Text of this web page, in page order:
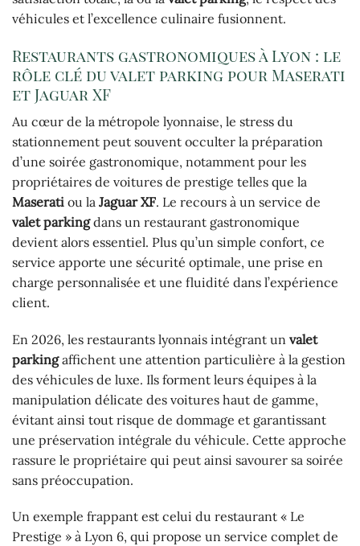
véhicules et l’excellence culinaire fusionnent.
Restaurants gastronomiques à Lyon : le
rôle clé du valet parking pour Maserati
et Jaguar XF
Au cœur de la métropole lyonnaise, le stress du
stationnement peut souvent occulter la préparation
d’une soirée gastronomique, notamment pour les
propriétaires de voitures de prestige telles que la
Maserati ou la Jaguar XF. Le recours à un service de
valet parkingdans un restaurant gastronomique
devient alors essentiel. Plus qu’un simple confort, ce
service apporte une sécurité optimale, une prise en
charge personnalisée et une fluidité dans l’expérience
client.
En 2026, les restaurants lyonnais intégrant un valet
parkingaffichent une attention particulière à la gestion
des véhicules de luxe. Ils forment leurs équipes à la
manipulation délicate des voitures haut de gamme,
évitant ainsi tout risque de dommage et garantissant
une préservation intégrale du véhicule. Cette approche
rassure le propriétaire qui peut ainsi savourer sa soirée
sans préoccupation.
Un exemple frappant est celui du restaurant « Le
Prestige » à Lyon 6, qui propose un service complet de